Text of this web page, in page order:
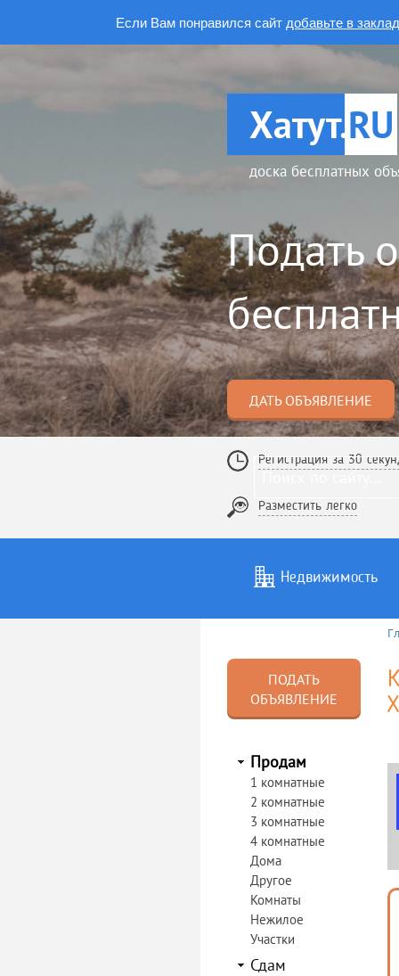
Если Вам понравился сайт добавьте в
Хатут.RU
доска бесплатных
Подать
ДАТЬ ОБЪЯВЛЕНИЕ
Регистрация за 30
Разместить легко
Недвижимость
Услуги
ПОДАТЬ
ОБЪЯВЛЕНИЕ
Продам
1 комнатные
2 комнатные
3 комнатные
4 комнатные
Дома
Другое
Комнаты
Нежилое
Участки
Сдам